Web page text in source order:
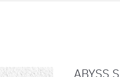
ABYSS